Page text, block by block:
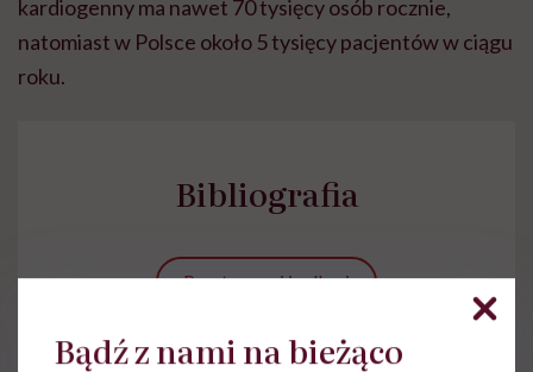
kardiogenny ma nawet 70 tysięcy osób rocznie,
natomiast w Polsce około 5 tysięcy pacjentów w ciągu
roku.
Bibliografia
Przytrzymaj i odkryj
Bądź z nami na bieżąco